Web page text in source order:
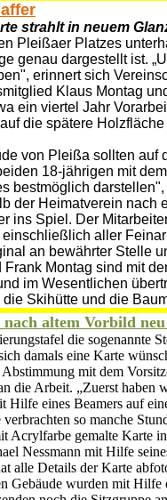
strahlt in neuem
Pleißaer Platzes
genau dargestellt ist.
erinnert sich
Klaus Montag
ein viertel Jahr
die spätere
von Pleißa sollten auf
18-jährigen mit
bestmöglich
der Heimatverein nach
ins Spiel. Der
aller
an bewährter Stelle
Montag sind mit
im We­sentlichen
Skihütte und die
altem Vorbild
die sogenannte
damals eine Karte
mit dem
die Arbeit. „Zuerst
Hilfe eines Beamers auf
so manche
Acrylfarbe gemalte Karte
Nessmann mit Hilfe
alle Details der Karte
Gebäude wurden mit